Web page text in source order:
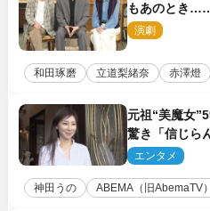
もあのとき
舞台『回転す
演劇
和田琢磨 立道梨緒奈 赤澤燈
元祖“美魔女
驚き「信じら
エンタメ
神田うの ABEMA（旧AbemaTV）